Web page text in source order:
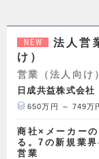
NEW
法人営
け）
営業（法人向け）
日成共益株式会社
650万円 ～ 749万
商社×メーカー
る。7の新規業
営業